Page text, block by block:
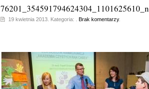
76201_354591794624304_1101625610_n
19 kwietnia 2013. Kategoria: . Brak komentarzy.